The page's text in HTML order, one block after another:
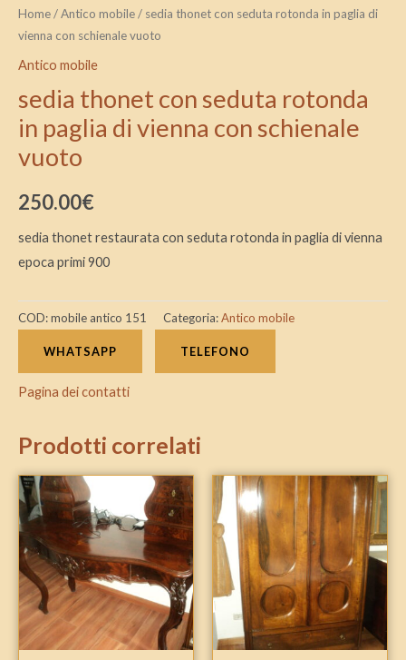
Home/Antico mobile/ sedia thonet con seduta rotonda in paglia di
vienna con schienale vuoto
Antico mobile
sedia thonet con seduta rotonda
in paglia di vienna con schienale
vuoto
250.00€
sedia thonet restaurata con seduta rotonda in paglia di vienna
epoca primi 900
COD:mobile antico 151 Categoria:Antico mobile
WHATSAPP TELEFONO
Pagina dei contatti
Prodotti correlati